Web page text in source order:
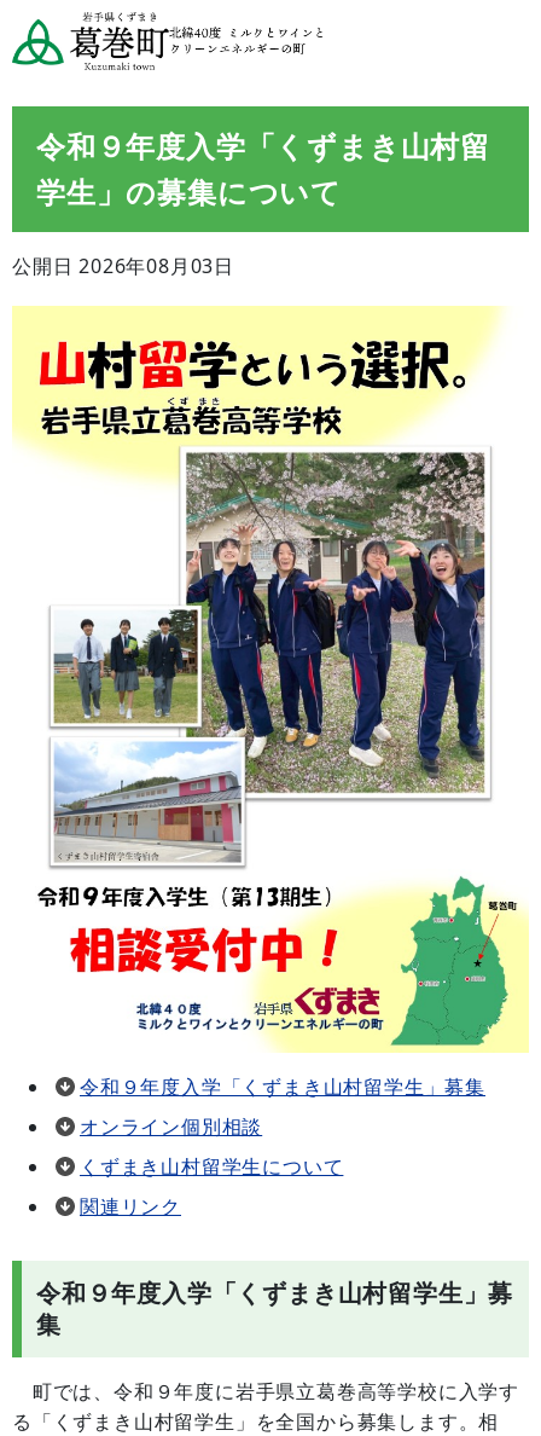
令和９年度入学「くずまき山村留
学生」の募集について
公開日 2026年08月03日
令和９年度入学「くずまき山村留学生」募集
オンライン個別相談
くずまき山村留学生について
関連リンク
令和９年度入学「くずまき山村留学生」募
集
町では、令和９年度に岩手県立葛巻高等学校に入学す
る「くずまき山村留学生」を全国から募集します。相